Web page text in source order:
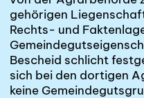
gehörigen
Rechts- und
Bescheid schlicht
sich bei den dortigen
keine